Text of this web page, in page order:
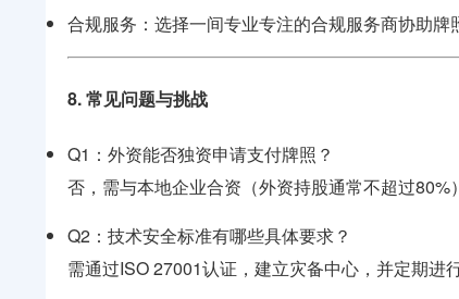
合规服务：选择一间专业专注的合规服务商协助
8. 常见问题与挑战
Q1：外资能否独资申请支付牌照？
否，需与本地企业合资（外资持股通常不超过80%
Q2：技术安全标准有哪些具体要求？
需通过ISO 27001认证，建立灾备中心，并定期进